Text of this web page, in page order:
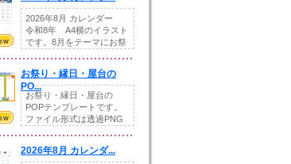
2026年8月 カレンダー
令和8年 A4横のイラスト
です。8月をテーマにお祭
お祭り・縁日・屋台の
PO...
お祭り・縁日・屋台の
POPテンプレートです。
ファイル形式は透過PNG
2026年8月 カレンダ...